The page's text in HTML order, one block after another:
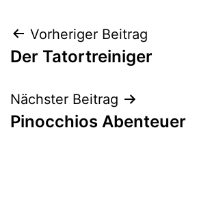
Beitrags-
Navigation
Vorheriger Beitrag
Der Tatortreiniger
Nächster Beitrag
Pinocchios Abenteuer